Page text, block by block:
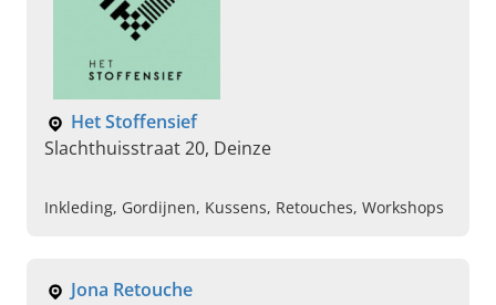
Het Stoffensief
Slachthuisstraat 20, Deinze
Inkleding, Gordijnen, Kussens, Retouches, Workshops
Jona Retouche